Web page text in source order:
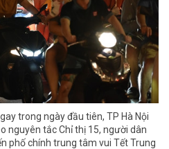
trong ngày đầu tiên, TP Hà Nội
nguyên tắc Chỉ thị 15, người dân
phố chính trung tâm vui Tết Trung